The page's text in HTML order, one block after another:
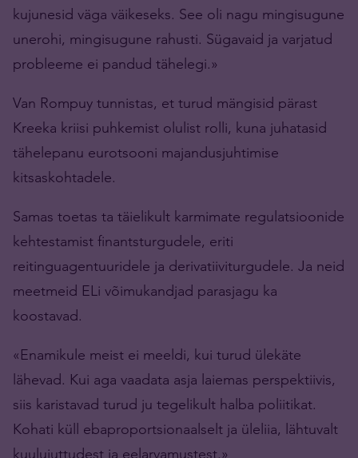
kujunesid väga väikeseks. See oli nagu mingisugune
unerohi, mingisugune rahusti. Sügavaid ja varjatud
probleeme ei pandud tähelegi.»
Van Rompuy tunnistas, et turud mängisid pärast
Kreeka kriisi puhkemist olulist rolli, kuna juhatasid
tähelepanu eurotsooni majandusjuhtimise
kitsaskohtadele.
Samas toetas ta täielikult karmimate regulatsioonide
kehtestamist finantsturgudele, eriti
reitinguagentuuridele ja derivatiiviturgudele. Ja neid
meetmeid ELi võimukandjad parasjagu ka
koostavad.
«Enamikule meist ei meeldi, kui turud ülekäte
lähevad. Kui aga vaadata asja laiemas perspektiivis,
siis karistavad turud ju tegelikult halba poliitikat.
Kohati küll ebaproportsionaalselt ja üleliia, lähtuvalt
kuulujuttudest ja eelarvamustest.»